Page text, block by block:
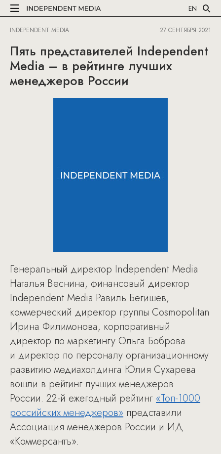
EN
INDEPENDENT MEDIA 27 СЕНТЯБРЯ 2021
Пять представителей Independent
Media – в рейтинге лучших
менеджеров России
Генеральный директор Independent Media
Наталья Веснина, финансовый директор
Independent Media Равиль Бегишев,
коммерческий директор группы Cosmopolitan
Ирина Филимонова, корпоративный
директор по маркетингу Ольга Боброва
и директор по персоналу организационному
развитию медиахолдинга Юлия Сухарева
вошли в рейтинг лучших менеджеров
России. 22-й ежегодный рейтинг «Топ-1000
российских менеджеров» представили
Ассоциация менеджеров России и ИД
«Коммерсантъ».